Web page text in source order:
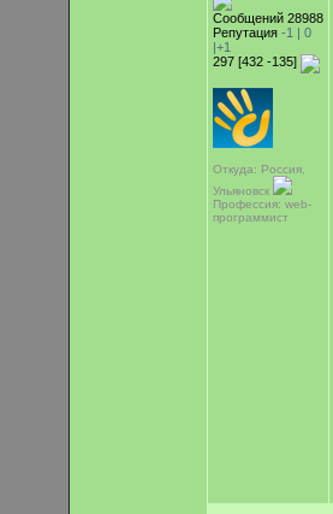
Сообщений 28988
Репутация -1 | 0
|+1
297 [432 -135]
Откуда: Россия,
Ульяновск
Профессия: web-
программист